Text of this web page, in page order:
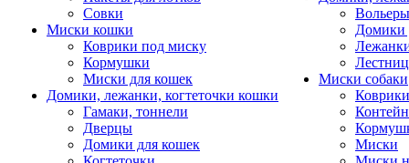
Совки
Миски кошки
Коврики под миску
Кормушки
Миски для кошек
Домики, лежанки, когтеточки кошки
Гамаки, тоннели
Дверцы
Домики для кошек
Домики
Миски собаки
Миски